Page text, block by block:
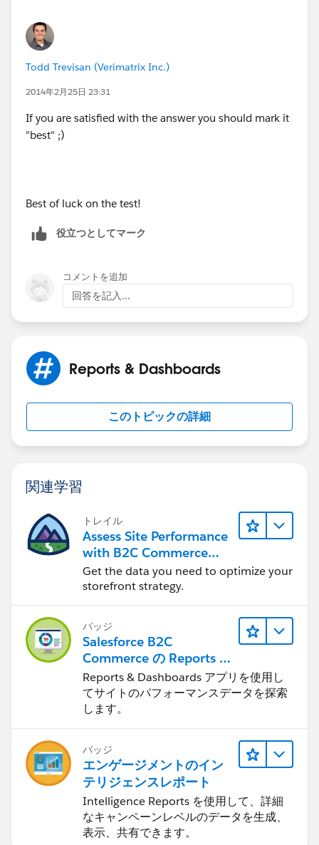
Todd Trevisan (Verimatrix Inc.)
2014年2月25日 23:31
If you are satisfied with the answer you should mark it
"best" ;)
Best of luck on the test!
役立つとしてマーク
コメントを追加
回答を記入...
Reports & Dashboards
このトピックの詳細
関連学習
トレイル
Assess Site Performance
with B2C Commerce
Reports & Dashboards
Get the data you need to optimize your
storefront strategy.
バッジ
Salesforce B2C
Commerce の Reports &
Dashboards
Reports & Dashboards アプリを使用し
てサイトのパフォーマンスデータを探索
します。
バッジ
エンゲージメントのイン
テリジェンスレポート
Intelligence Reports を使用して、詳細
なキャンペーンレベルのデータを生成、
表示、共有できます。